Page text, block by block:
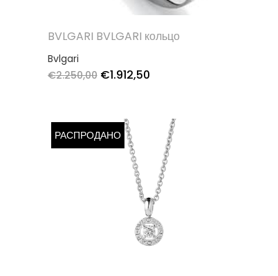
BVLGARI BVLGARI кольцо
Bvlgari
€2.250,00 €1.912,50
РАСПРОДАНО